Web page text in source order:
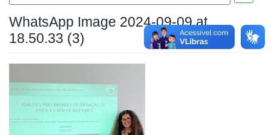
WhatsApp Image 2024-09-09 at
18.50.33 (3)